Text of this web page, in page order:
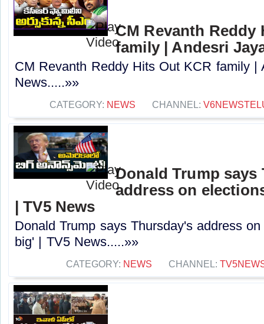
CM Revanth Reddy
family | Andesri
CM Revanth Reddy Hits Out KCR family |
News.....»»
CATEGORY: NEWS CHANNEL:
Donald Trump says
address on
| TV5 News
Donald Trump says Thursday's address
big' | TV5 News.....»»
CATEGORY: NEWS CHANNEL: